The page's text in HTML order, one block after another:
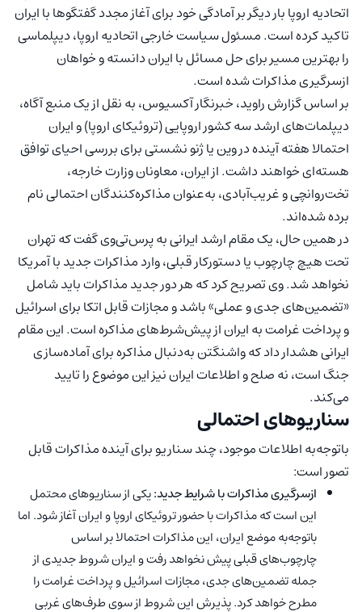
اتحادیه اروپا بار دیگر بر آمادگی خود برای آغاز مجدد گفتگوها با ایران
تاکید کرده است. مسئول سیاست خارجی اتحادیه اروپا، دیپلماسی
را بهترین مسیر برای حل مسائل با ایران دانسته و خواهان
ازسرگیری مذاکرات شده است.
بر اساس گزارش راوید، خبرنگار آکسیوس، به نقل از یک منبع آگاه،
دیپلمات‌های ارشد سه کشور اروپایی (تروئیکای اروپا) و ایران
احتمالا هفته آینده در وین یا ژنو نشستی برای بررسی احیای توافق
هسته‌ای خواهند داشت. از ایران، معاونان وزارت خارجه،
تخت‌روانچی و غریب‌آبادی، به‌عنوان مذاکره‌کنندگان احتمالی نام
برده شده‌اند.
در همین حال، یک مقام ارشد ایرانی به پرس‌تی‌وی گفت که تهران
تحت هیچ چارچوب یا دستورکار قبلی، وارد مذاکرات جدید با آمریکا
نخواهد شد. وی تصریح کرد که هر دور جدید مذاکرات باید شامل
«تضمین‌های جدی و عملی» باشد و مجازات قابل اتکا برای اسرائیل
و پرداخت غرامت به ایران از پیش‌شرط‌های مذاکره است. این مقام
ایرانی هشدار داد که واشنگتن به‌دنبال مذاکره برای آماده‌سازی
جنگ است، نه صلح و اطلاعات ایران نیز این موضوع را تایید
می‌کند.
سناریوهای احتمالی
باتوجه‌به اطلاعات موجود، چند سناریو برای آینده مذاکرات قابل
تصور است:
ازسرگیری مذاکرات با شرایط جدید:یکی از سناریوهای محتمل
این است که مذاکرات با حضور تروئیکای اروپا و ایران آغاز شود. اما
باتوجه‌به موضع ایران، این مذاکرات احتمالا بر اساس
چارچوب‌های قبلی پیش نخواهد رفت و ایران شروط جدیدی از
جمله تضمین‌های جدی، مجازات اسرائیل و پرداخت غرامت را
مطرح خواهد کرد. پذیرش این شروط از سوی طرف‌های غربی